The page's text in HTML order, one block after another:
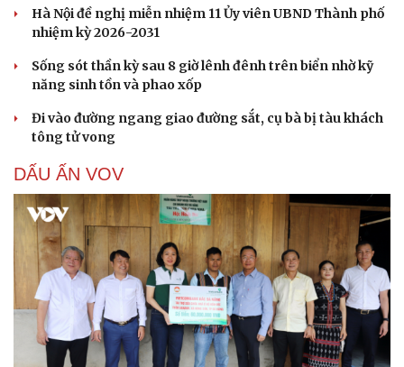
Cải chính
Hà Nội đề nghị miễn nhiệm 11 Ủy viên UBND Thành phố
nhiệm kỳ 2026-2031
Sống sót thần kỳ sau 8 giờ lênh đênh trên biển nhờ kỹ
năng sinh tồn và phao xốp
Đi vào đường ngang giao đường sắt, cụ bà bị tàu khách
tông tử vong
DẤU ẤN VOV